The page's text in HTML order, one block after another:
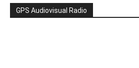
GPS Audiovisual Radio